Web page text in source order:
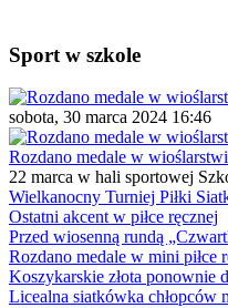
Sport w szkole
sobota, 30 marca 2024 16:46
Rozdano medale w
22 marca w hali sportowej
Wielkanocny Turniej Piłki
Ostatni akcent w piłce ręcznej
Przed wiosenną rundą
Rozdano medale w mini piłce
Koszykarskie złota ponownie
Licealna siatkówka chłopców